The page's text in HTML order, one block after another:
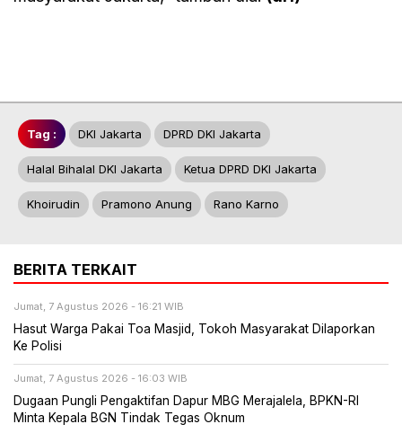
Tag : DKI Jakarta DPRD DKI Jakarta
Halal Bihalal DKI Jakarta Ketua DPRD DKI Jakarta
Khoirudin Pramono Anung Rano Karno
BERITA TERKAIT
Jumat, 7 Agustus 2026 - 16:21 WIB
Hasut Warga Pakai Toa Masjid, Tokoh Masyarakat Dilaporkan
Ke Polisi
Jumat, 7 Agustus 2026 - 16:03 WIB
Dugaan Pungli Pengaktifan Dapur MBG Merajalela, BPKN-RI
Minta Kepala BGN Tindak Tegas Oknum